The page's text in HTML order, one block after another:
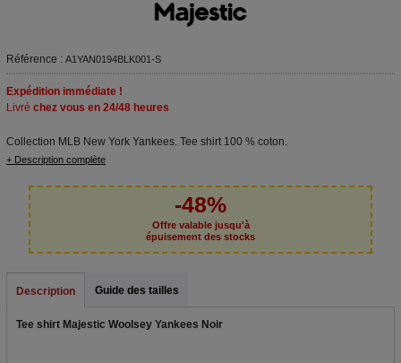
Référence : A1YAN0194BLK001-S
Expédition immédiate !
Livré chez vous en 24/48 heures
Collection MLB New York Yankees. Tee shirt 100 % coton.
+ Description complète
-48%
Offre valable jusqu'à
épuisement des stocks
Description Guide des tailles
Tee shirt Majestic Woolsey Yankees Noir